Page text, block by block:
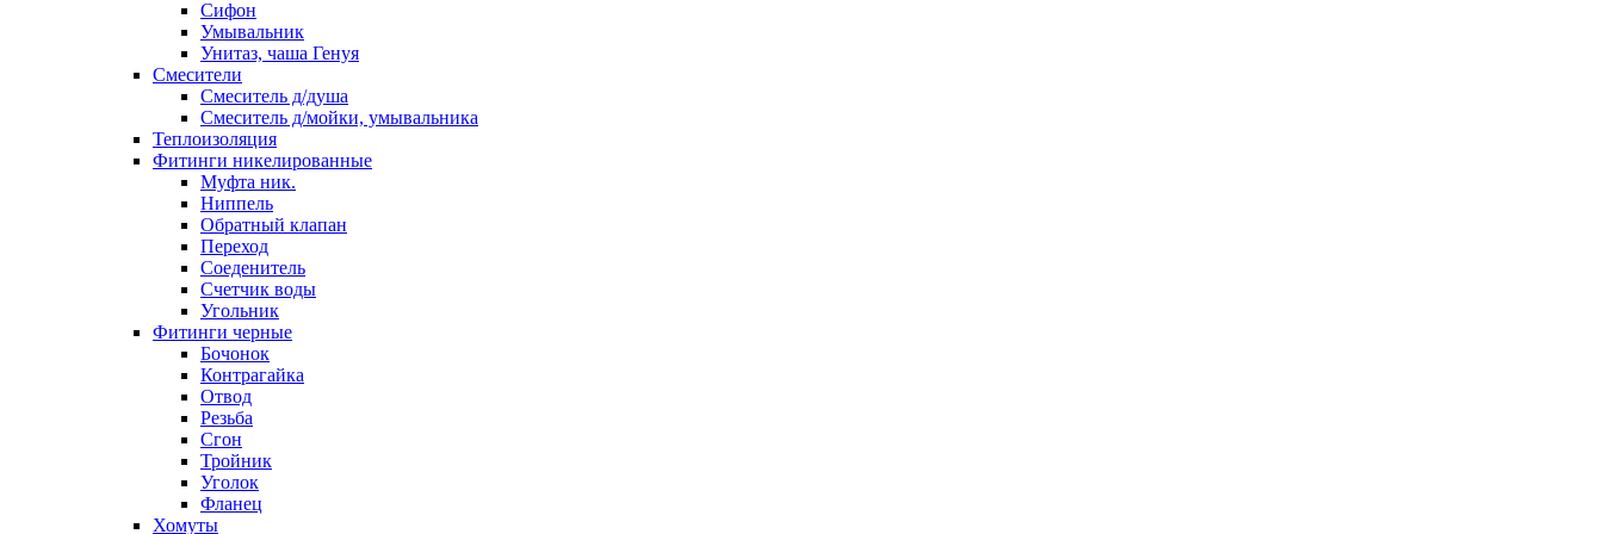
Сифон
Умывальник
Унитаз, чаша Генуя
Смесители
Смеситель д/душа
Смеситель д/мойки, умывальника
Теплоизоляция
Фитинги никелированные
Муфта ник.
Ниппель
Обратный клапан
Переход
Соеденитель
Счетчик воды
Угольник
Фитинги черные
Бочонок
Контрагайка
Отвод
Резьба
Сгон
Тройник
Уголок
Фланец
Хомуты